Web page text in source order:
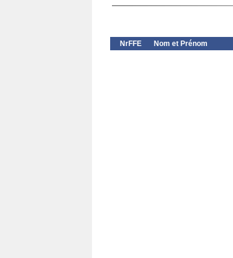
NrFFE Nom et Prénom